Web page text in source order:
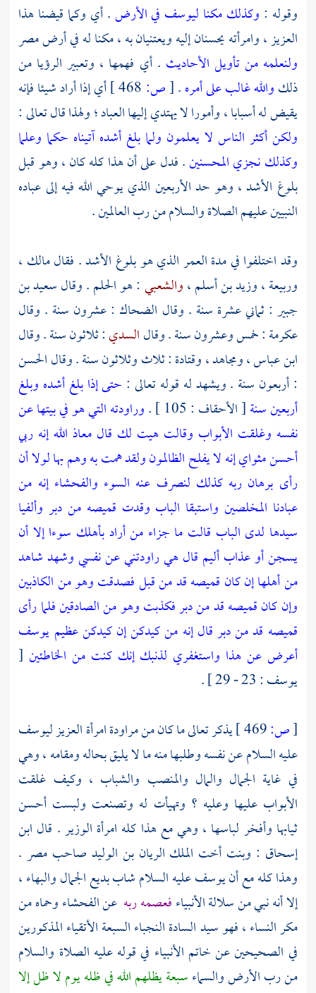
وقوله : وكذلك مكنا ليوسف في الأرض. أي وكما قيضنا هذا
العزيز، وامرأته يحسنان إليه ويعتنيان به ، مكنا له في أرضمصر
ولنعلمه من تأويل الأحاديث . أي فهمها ، وتعبير الرؤيا من
ذلكوالله غالب على أمره.
[ص:
أي إذا أراد شيئا فإنه
يقيض له أسبابا ، وأمورا لا يهتدي إليها العباد ؛ ولهذا قال تعالى :
ولكن أكثر الناس لا يعلمون ولما بلغ أشده آتيناه حكما وعلما
وكذلك نجزي المحسنين. فدل على أن هذا كله كان ، وهو قبل
بلوغ الأشد ، وهو حد الأربعين الذي يوحي الله فيه إلى عباده
النبيين عليهم الصلاة والسلام من رب العالمين .
وقد اختلفوا في مدة العمر الذي هو بلوغ الأشد . فقالمالك ،
وربيعة،وزيد بن أسلم،والشعبي : هو الحلم . وقالسعيد بن
جبير : ثماني عشرة سنة . وقال الضحاك : عشرون سنة . وقال
عكرمة: خمس وعشرون سنة . وقالالسدي: ثلاثون سنة . وقال
ابن عباس،ومجاهد،وقتادة: ثلاث وثلاثون سنة . وقالالحسن
: أربعون سنة . ويشهد له قوله تعالى : حتى إذا بلغ أشده وبلغ
أربعين سنة[ الأحقاف : 105 ] .
وراودته التي هو في بيتها عن
نفسه وغلقت الأبواب وقالت هيت لك قال معاذ الله إنه ربي
أحسن مثواي إنه لا يفلح الظالمون ولقد همت به وهم بها لولا أن
رأى برهان ربه كذلك لنصرف عنه السوء والفحشاء إنه من
عبادنا المخلصين واستبقا الباب وقدت قميصه من دبر وألفيا
سيدها لدى الباب قالت ما جزاء من أراد بأهلك سوءا إلا أن
يسجن أو عذاب أليم قال هي راودتني عن نفسي وشهد شاهد
من أهلها إن كان قميصه قد من قبل فصدقت وهو من الكاذبين
وإن كان قميصه قد من دبر فكذبت وهو من الصادقين فلما رأى
قميصه قد من دبر قال إنه من كيدكن إن كيدكن عظيم يوسف
أعرض عن هذا واستغفري لذنبك إنك كنت من الخاطئين [
يوسف : 23 - 29 ] .
[ص: يذكر تعالى ما كان من مراودةامرأة العزيزليوسف
عليه السلام عن نفسه وطلبها منه ما لا يليق بحاله ومقامه ، وهي
في غاية الجمال والمال والمنصب والشباب ، وكيف غلقت
الأبواب عليها وعليه ؟ وتهيأت له وتصنعت ولبست أحسن
ثيابها وأفخر لباسها ، وهي مع هذا كله امرأة الوزير . قال ابن
إسحاق : وبنت أخت الملك الريان بن الوليد صاحب مصر .
وهذا كله مع أنيوسفعليه السلام شاب بديع الجمال والبهاء ،
إلا أنه نبي من سلالة الأنبياءفعصمه ربه عن الفحشاء وحماه من
مكر النساء ، فهو سيد السادة النجباء السبعة الأتقياء المذكورين
في الصحيحين عن خاتم الأنبياء في قوله عليه الصلاة والسلام
من رب الأرض والسماءسبعة يظلهم الله في ظله يوم لا ظل إلا